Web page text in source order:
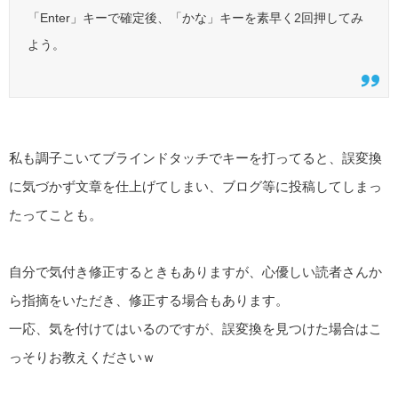
「Enter」キーで確定後、「かな」キーを素早く2回押してみ
よう。
私も調子こいてブラインドタッチでキーを打ってると、誤変換
に気づかず文章を仕上げてしまい、ブログ等に投稿してしまっ
たってことも。
自分で気付き修正するときもありますが、心優しい読者さんか
ら指摘をいただき、修正する場合もあります。
一応、気を付けてはいるのですが、誤変換を見つけた場合はこ
っそりお教えくださいｗ